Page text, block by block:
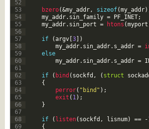
52
53
54
55
56
57
58
59
60
61
62
63
64
65
66
67
68
69
bzero(&my_addr, sizeof(my_addr)
my_addr. sin_family = PF_INET;
my_addr. sin_port = htons (myport
if (argv 3
)
my_addr. sin_addr. s_addr =
else
my_addr. sin_addr. s_addr =
if ( bind ( sockfd , ( struct
{
perror( "bind" ) ;
exit ( 1) ;
}
if ( listen( sockfd , lisnum) == -
{